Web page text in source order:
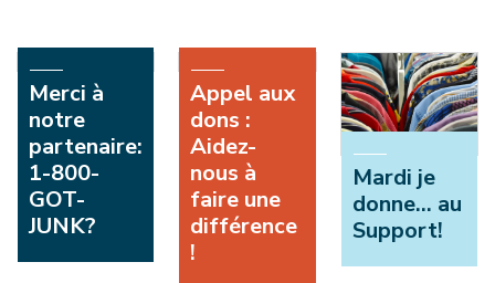
Merci à
notre
partenaire:
1-800-
GOT-
JUNK?
Appel aux
dons :
Aidez-
nous à
faire une
différence
!
Mardi je
donne... au
Support!